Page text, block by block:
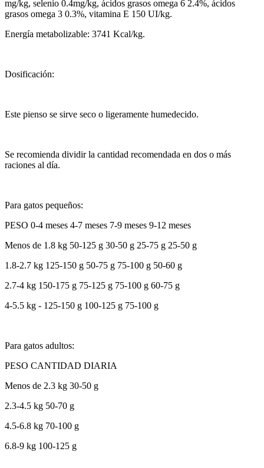
mg/kg, selenio 0.4mg/kg, ácidos grasos omega 6 2.4%, ácidos
grasos omega 3 0.3%, vitamina E 150 UI/kg.
Energía metabolizable: 3741 Kcal/kg.
Dosificación:
Este pienso se sirve seco o ligeramente humedecido.
Se recomienda dividir la cantidad recomendada en dos o más
raciones al día.
Para gatos pequeños:
PESO 0-4 meses 4-7 meses 7-9 meses 9-12 meses
Menos de 1.8 kg 50-125 g 30-50 g 25-75 g 25-50 g
1.8-2.7 kg 125-150 g 50-75 g 75-100 g 50-60 g
2.7-4 kg 150-175 g 75-125 g 75-100 g 60-75 g
4-5.5 kg - 125-150 g 100-125 g 75-100 g
Para gatos adultos:
PESO CANTIDAD DIARIA
Menos de 2.3 kg 30-50 g
2.3-4.5 kg 50-70 g
4.5-6.8 kg 70-100 g
6.8-9 kg 100-125 g